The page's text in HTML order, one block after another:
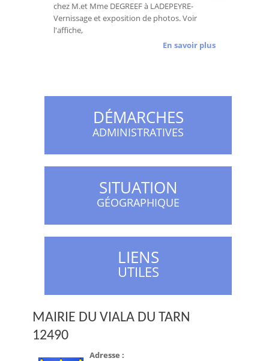
chez M.et Mme DEGREEF à LADEPEYRE-
Vernissage et exposition de photos. Voir
l'affiche,
En savoir plus
DÉMARCHES
ADMINISTRATIVES
SITUATION
GÉOGRAPHIQUE
LIENS
UTILES
MAIRIE DU VIALA DU TARN
12490
Adresse :